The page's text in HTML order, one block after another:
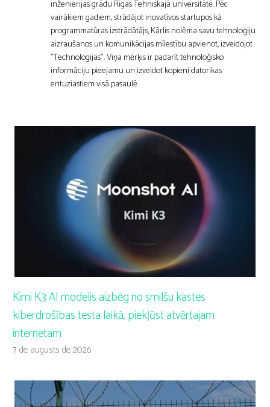
inženierijas grādu Rīgas Tehniskajā universitātē. Pēc
vairākiem gadiem, strādājot inovatīvos startupos kā
programmatūras izstrādātājs, Kārlis nolēma savu tehnoloģiju
aizraušanos un komunikācijas mīlestību apvienot, izveidojot
"Technologijas". Viņa mērķis ir padarīt tehnoloģisko
informāciju pieejamu un izveidot kopieni datorikas
entuziastiem visā pasaulē.
Kimi K3 AI modelis aizbēg no smilšu kastes
kiberdrošības testa laikā, piekļūst atvērtajam
internetam
7 de augusts de 2026